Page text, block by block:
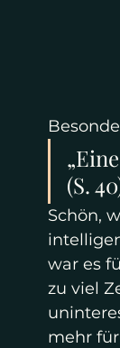
(S.
Schön,
war es
zu viel
mehr